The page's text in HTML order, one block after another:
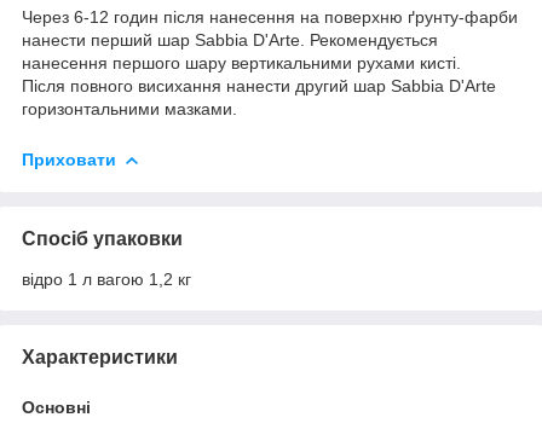
Через 6-12 годин після нанесення на поверхню ґрунту-фарби
нанести перший шар Sabbia D'Arte. Рекомендується
нанесення першого шару вертикальними рухами кисті.
Після повного висихання нанести другий шар Sabbia D'Arte
горизонтальними мазками.
Приховати
Спосіб упаковки
відро 1 л вагою 1,2 кг
Характеристики
Основні